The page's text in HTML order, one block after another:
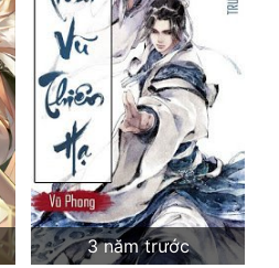
3 năm trước